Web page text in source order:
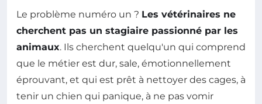
Le problème numéro un ? Les vétérinaires ne
cherchent pas un stagiaire passionné par les
animaux. Ils cherchent quelqu'un qui comprend
que le métier est dur, sale, émotionnellement
éprouvant, et qui est prêt à nettoyer des cages, à
tenir un chien qui panique, à ne pas vomir